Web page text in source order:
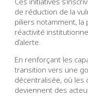
de réduction de la
piliers notamment, la
réactivité
d’alerte.
En renforçant les
transition vers une
décentralisée, où les
deviennent des